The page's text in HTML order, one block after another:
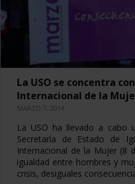
La USO se concentra
Internacional de la
MARZO 7, 2014
La USO ha llevado a cabo
Secretaría de Estado de
Internacional de la Mujer (8
igualdad entre hombres y
crisis, desiguales